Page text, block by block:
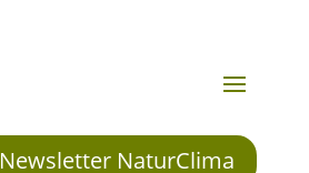
Newsletter NaturClima